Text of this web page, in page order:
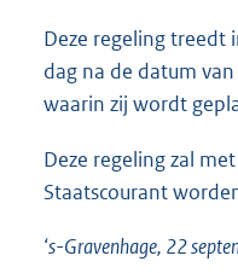
Deze regeling treedt
dag na de datum
waarin zij wordt
Deze regeling zal
Staatscourant
‘s-Gravenhage, 22